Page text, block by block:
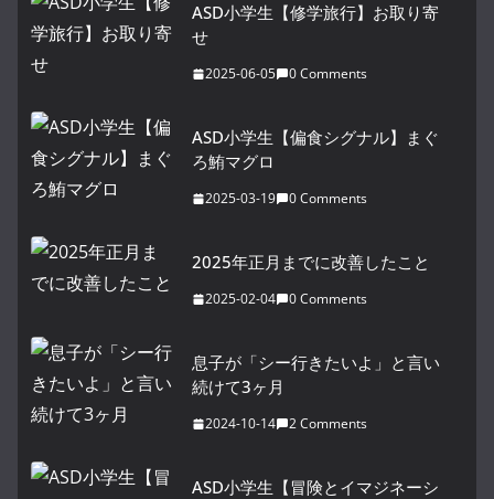
ASD小学生【修学旅行】お取り寄
せ
2025-06-05 0 Comments
ASD小学生【偏食シグナル】まぐ
ろ鮪マグロ
2025-03-19 0 Comments
2025年正月までに改善したこと
2025-02-04 0 Comments
息子が「シー行きたいよ」と言い
続けて3ヶ月
2024-10-14 2 Comments
ASD小学生【冒険とイマジネーシ